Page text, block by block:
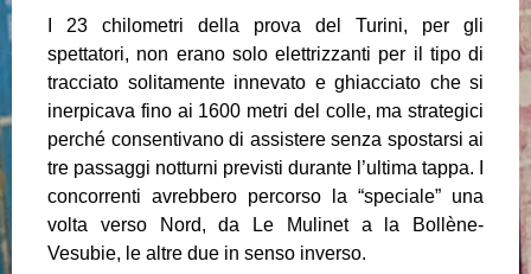
I 23 chilometri della prova del Turini, per gli
spettatori, non erano solo elettrizzanti per il tipo di
tracciato solitamente innevato e ghiacciato che si
inerpicava fino ai 1600 metri del colle, ma strategici
perché consentivano di assistere senza spostarsi ai
tre passaggi notturni previsti durante l’ultima tappa. I
concorrenti avrebbero percorso la “speciale” una
volta verso Nord, da Le Mulinet a la Bollène-
Vesubie, le altre due in senso inverso.